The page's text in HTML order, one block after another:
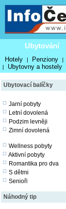
Ubytování
Hotely | Penziony |
| Ubytovny a hostely
Ubytovací balíčky
Jarní pobyty
Letní dovolená
Podzim levněji
Zimní dovolená
Wellness pobyty
Aktivní pobyty
Romantika pro dva
S dětmi
Senioři
Náhodný tip